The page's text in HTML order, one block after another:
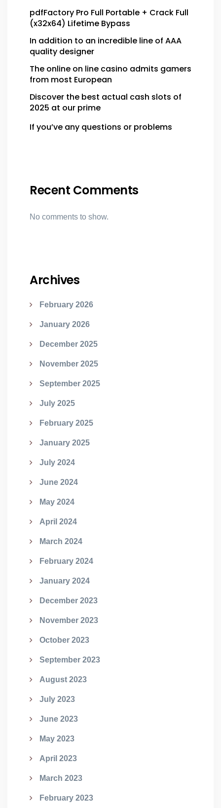
pdfFactory Pro Full Portable + Crack Full
(x32x64) Lifetime Bypass
In addition to an incredible line of AAA
quality designer
The online on line casino admits gamers
from most European
Discover the best actual cash slots of
2025 at our prime
If you’ve any questions or problems
Recent Comments
No comments to show.
Archives
February 2026
January 2026
December 2025
November 2025
September 2025
July 2025
February 2025
January 2025
July 2024
June 2024
May 2024
April 2024
March 2024
February 2024
January 2024
December 2023
November 2023
October 2023
September 2023
August 2023
July 2023
June 2023
May 2023
April 2023
March 2023
February 2023